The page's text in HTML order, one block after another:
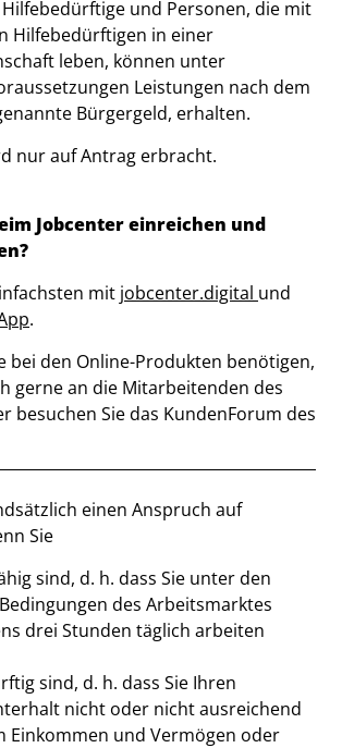
und Personen, die mit
Hilfebedürftigen in einer
leben, können unter
Leistungen nach dem
Bürgergeld, erhalten.
nur auf Antrag erbracht.
Jobcenter einreichen und
mit jobcenter.digital und
.
bei den Online-Produkten benötigen,
gerne an die Mitarbeitenden des
besuchen Sie das KundenForum des
einen Anspruch auf
Sie
sind, d. h. dass Sie unter den
des Arbeitsmarktes
drei Stunden täglich arbeiten
sind, d. h. dass Sie Ihren
nicht oder nicht ausreichend
Einkommen und Vermögen oder